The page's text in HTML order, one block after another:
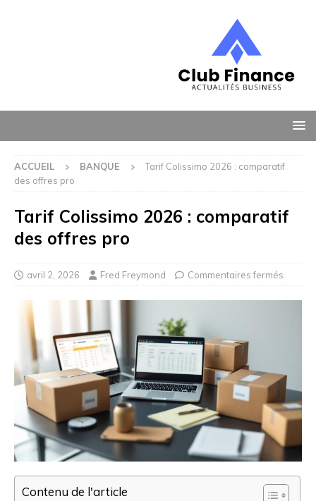
ACCUEIL BANQUE
Tarif Colissimo 2026 : comparatif
des offres pro
Tarif Colissimo 2026 : comparatif
des offres pro
avril 2, 2026 Fred Freymond Commentaires fermés
Contenu de l'article